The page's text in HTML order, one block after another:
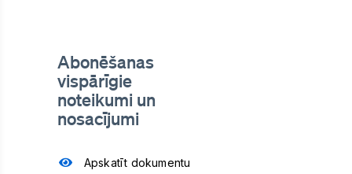
Abonēšanas
vispārīgie
noteikumi un
nosacījumi
Apskatīt dokumentu